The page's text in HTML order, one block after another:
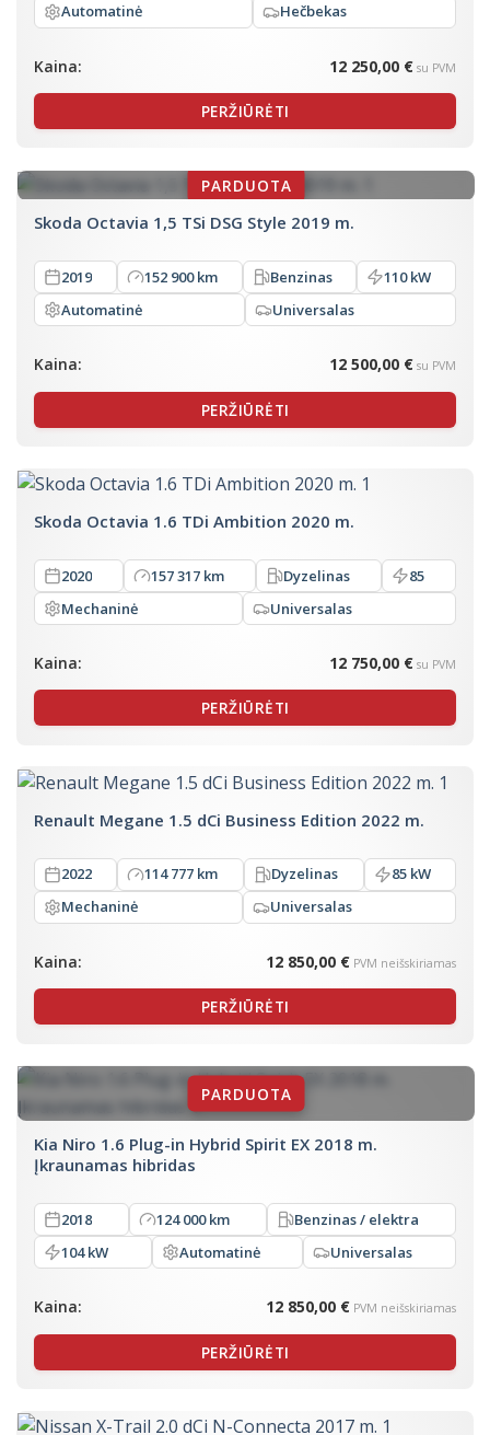
Automatinė
Hečbekas
Kaina: 12 250,00 € su PVM
PERŽIŪRĖTI
Skoda Octavia 1,5 TSi DSG Style 2019 m.
2019 152 900 km Benzinas
110 kW
Automatinė
Universalas
Kaina: 12 500,00 € su PVM
PERŽIŪRĖTI
Skoda Octavia 1.6 TDi Ambition 2020 m.
2020 157 317 km Dyzelinas
85
Mechaninė
Universalas
Kaina: 12 750,00 € su PVM
PERŽIŪRĖTI
Renault Megane 1.5 dCi Business Edition 2022 m.
2022 114 777 km Dyzelinas
85 kW
Mechaninė
Universalas
Kaina: 12 850,00 € PVM neišskiriamas
PERŽIŪRĖTI
Kia Niro 1.6 Plug-in Hybrid Spirit EX 2018 m.
Įkraunamas hibridas
2018 124 000 km
Benzinas / elektra
104 kW
Automatinė Universalas
Kaina: 12 850,00 € PVM neišskiriamas
PERŽIŪRĖTI